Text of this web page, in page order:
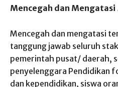
Mencegah dan Mengatasi
Mencegah dan mengatasi
tanggung jawab seluruh
pemerintah pusat/ daerah,
penyelenggara Pendidikan
dan kependidikan, siswa